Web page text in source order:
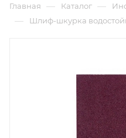
Главная — Каталог —
— Шлиф-шкурка